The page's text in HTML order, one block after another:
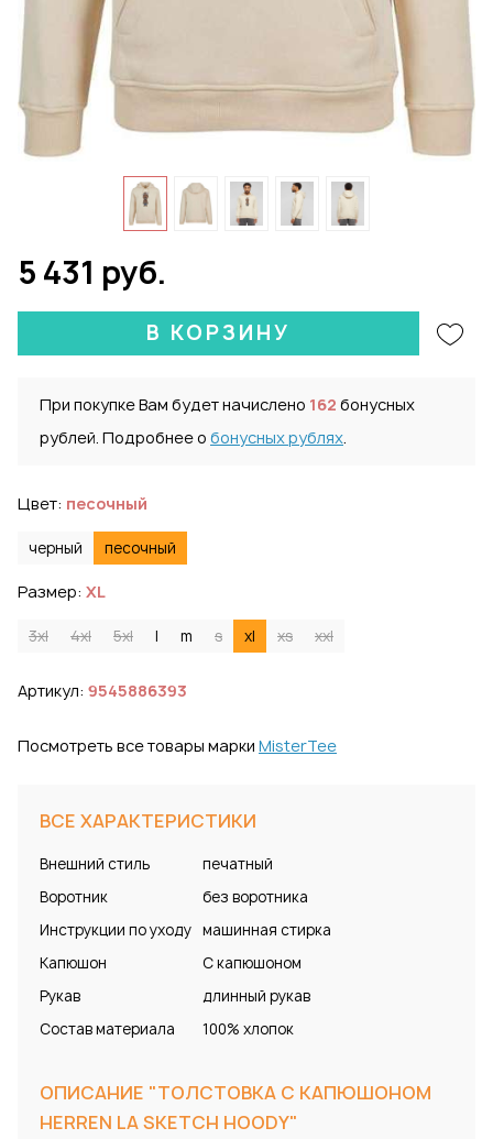
5 431 руб.
В КОРЗИНУ
При покупке Вам будет начислено 162 бонусных
рублей. Подробнее о бонусных рублях.
Цвет: песочный
черный песочный
Размер: XL
3xl 4xl 5xl l m s xl xs xxl
Артикул: 9545886393
Посмотреть все товары марки MisterTee
ВСЕ ХАРАКТЕРИСТИКИ
Внешний стиль
печатный
Воротник
без воротника
Инструкции по уходу машинная стирка
Капюшон
С капюшоном
Рукав
длинный рукав
Состав материала
100% хлопок
ОПИСАНИЕ "ТОЛСТОВКА С КАПЮШОНОМ
HERREN LA SKETCH HOODY"